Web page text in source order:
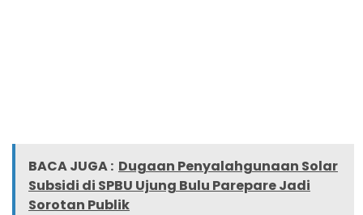
BACA JUGA : Dugaan Penyalahgunaan Solar
Subsidi di SPBU Ujung Bulu Parepare Jadi
Sorotan Publik